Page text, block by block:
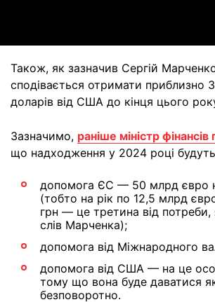
Також, як зазначив Сергій
сподівається отримати приблизно
доларів від США до кінця цього
Зазначимо, раніше міністр
що надходження у 2024 році
допомога ЄС — 50 млрд євро
(тобто на рік по 12,5 млрд
грн — це третина від потреби,
слів Марченка);
допомога від Міжнародного
допомога від США — на це
тому що вона буде даватися
безповоротно.